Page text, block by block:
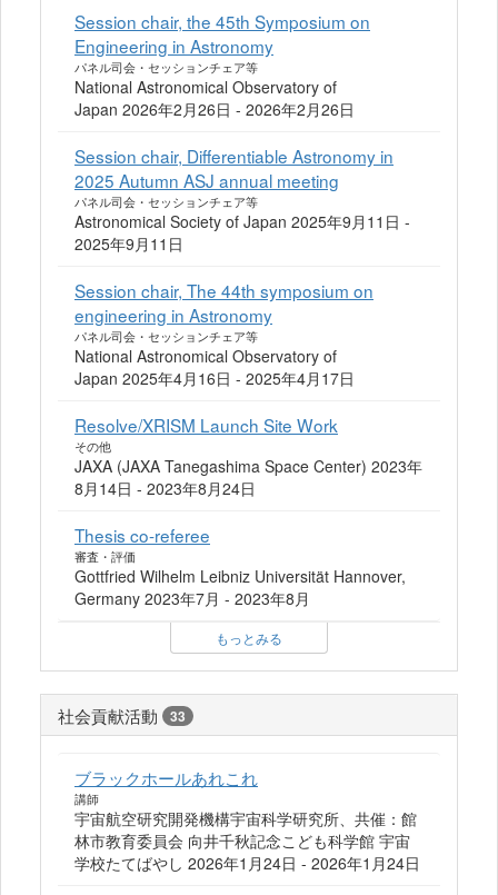
Session chair, the 45th Symposium on
Engineering in Astronomy
パネル司会・セッションチェア等
National Astronomical Observatory of
Japan 2026年2月26日 - 2026年2月26日
Session chair, Differentiable Astronomy in
2025 Autumn ASJ annual meeting
パネル司会・セッションチェア等
Astronomical Society of Japan 2025年9月11日 -
2025年9月11日
Session chair, The 44th symposium on
engineering in Astronomy
パネル司会・セッションチェア等
National Astronomical Observatory of
Japan 2025年4月16日 - 2025年4月17日
Resolve/XRISM Launch Site Work
その他
JAXA (JAXA Tanegashima Space Center) 2023年
8月14日 - 2023年8月24日
Thesis co-referee
審査・評価
Gottfried Wilhelm Leibniz Universität Hannover,
Germany 2023年7月 - 2023年8月
もっとみる
社会貢献活動 33
ブラックホールあれこれ
講師
宇宙航空研究開発機構宇宙科学研究所、共催：館
林市教育委員会 向井千秋記念こども科学館 宇宙
学校たてばやし 2026年1月24日 - 2026年1月24日